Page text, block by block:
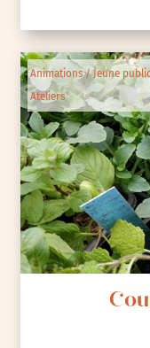
Animations / Jeune
Ateliers